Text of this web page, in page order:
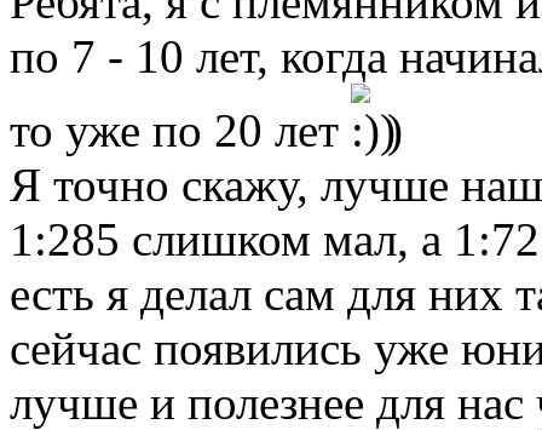
по 7 - 10 лет, когда
то уже по 20 лет
)
Я точно скажу, лучше
1:285 слишком мал, а
есть я делал сам для них
сейчас появились уже
лучше и полезнее для